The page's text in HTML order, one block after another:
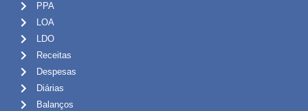
PPA
LOA
LDO
Receitas
Despesas
Diárias
Balanços